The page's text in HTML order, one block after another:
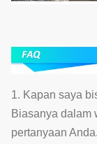
1. Kapan saya
Biasanya dalam
pertanyaan